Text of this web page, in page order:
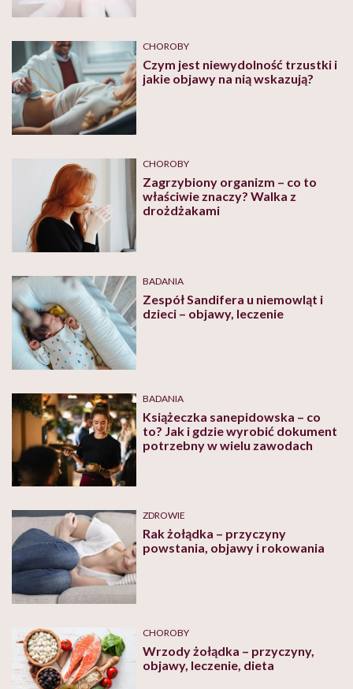
CHOROBY
Czym jest niewydolność trzustki i
jakie objawy na nią wskazują?
CHOROBY
Zagrzybiony organizm – co to
właściwie znaczy? Walka z
drożdżakami
BADANIA
Zespół Sandifera u niemowląt i
dzieci – objawy, leczenie
BADANIA
Książeczka sanepidowska – co
to? Jak i gdzie wyrobić dokument
potrzebny w wielu zawodach
ZDROWIE
Rak żołądka – przyczyny
powstania, objawy i rokowania
CHOROBY
Wrzody żołądka – przyczyny,
objawy, leczenie, dieta